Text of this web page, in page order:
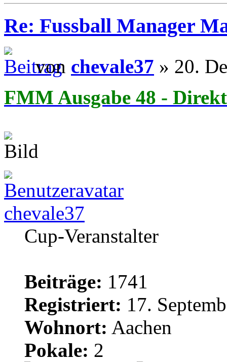
Re: Fussball Manager
von chevale37 » 20.
FMM Ausgabe 48 -
chevale37
Cup-Veranstalter
Beiträge: 1741
Registriert: 17.
Wohnort: Aachen
Pokale: 2